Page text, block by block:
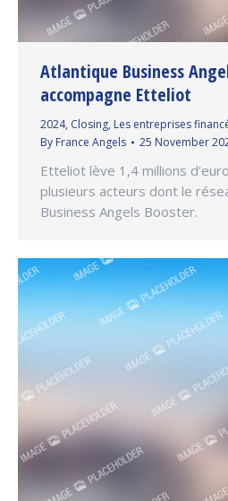
Atlantique Business
accompagne Etteliot
2024, Closing, Les entreprises
By France Angels 25 November
Etteliot lève 1,4 millions
plusieurs acteurs dont le
Business Angels Booster.